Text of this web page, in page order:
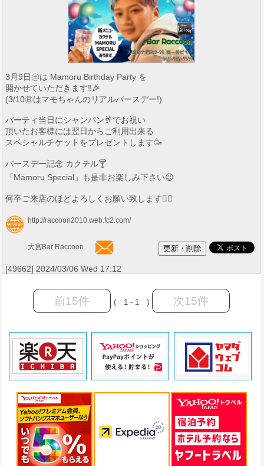
3月9日㊏は Mamoru Birthday Party を
開かせていただきます‼️🎉
(3/10㊐はマモちゃんのリアルバースデー!)
パーティ当日にシャンパン🥂でお祝い
頂いたお客様には翌日からご利用出来る
スペシャルチケットをプレゼントします🥳
バースデー記念 カクテル🍸
「Mamoru Special」も是非お楽しみ下さい😉
何卒ご来店のほどよろしくお願い致します🙇‍♂️
http://raccoon2010.web.fc2.com/
大宮Bar Raccoon
[49662] 2024/03/06 Wed 17:12
前15件 ( 1 - 1 ) 次15件